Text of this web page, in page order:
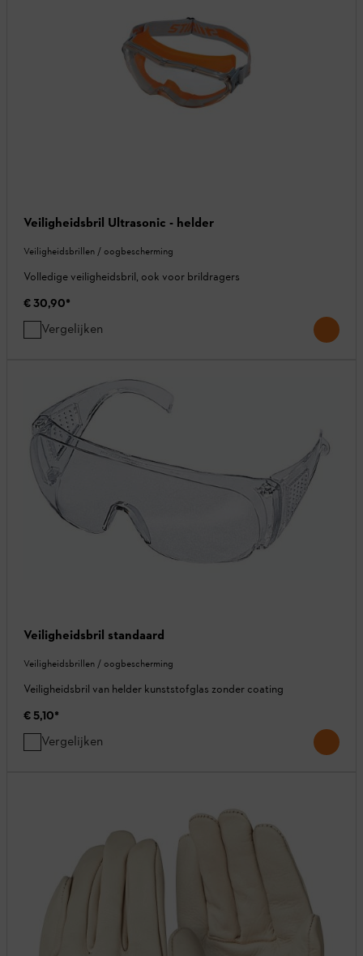
Veiligheidsbril Ultrasonic - helder
Veiligheidsbrillen / oogbescherming
Volledige veiligheidsbril, ook voor brildragers
€ 30,90*
Vergelijken
Veiligheidsbril standaard
Veiligheidsbrillen / oogbescherming
Veiligheidsbril van helder kunststofglas zonder coating
€ 5,10*
Vergelijken